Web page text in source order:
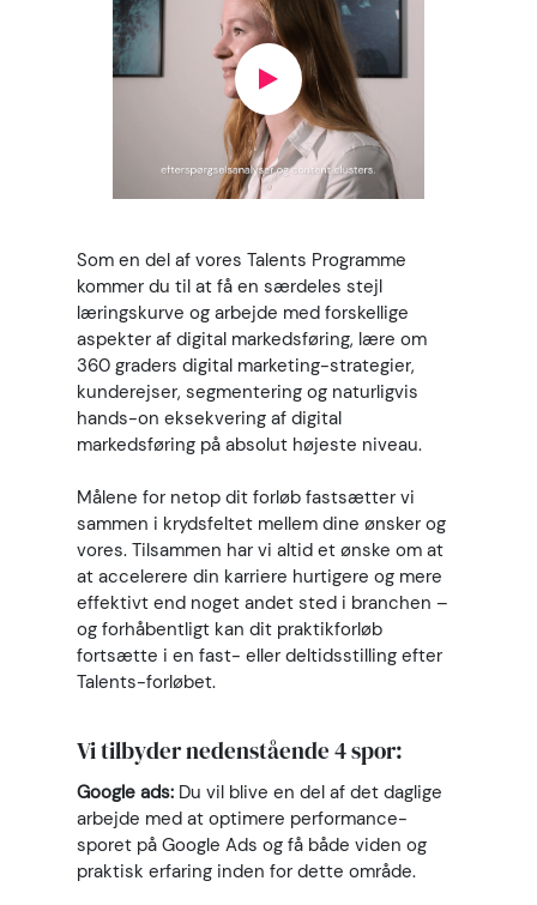
Som en del af vores Talents Programme
kommer du til at få en særdeles stejl
læringskurve og arbejde med forskellige
aspekter af digital markedsføring, lære om
360 graders digital marketing-strategier,
kunderejser, segmentering og naturligvis
hands-on eksekvering af digital
markedsføring på absolut højeste niveau.
Målene for netop dit forløb fastsætter vi
sammen i krydsfeltet mellem dine ønsker og
vores. Tilsammen har vi altid et ønske om at
at accelerere din karriere hurtigere og mere
effektivt end noget andet sted i branchen –
og forhåbentligt kan dit praktikforløb
fortsætte i en fast- eller deltidsstilling efter
Talents-forløbet.
Vi tilbyder nedenstående 4 spor:
Google ads: Du vil blive en del af det daglige
arbejde med at optimere performance-
sporet på Google Ads og få både viden og
praktisk erfaring inden for dette område.